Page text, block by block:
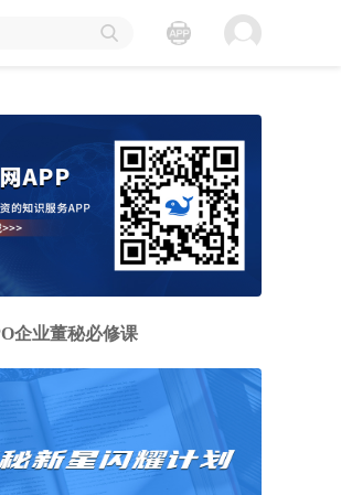
企业董秘必修课